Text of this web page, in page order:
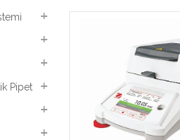
Pipet